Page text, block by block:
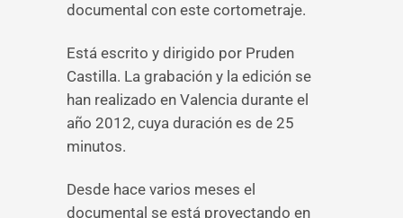
documental con este cortometraje.
Está escrito y dirigido por Pruden
Castilla. La grabación y la edición se
han realizado en Valencia durante el
año 2012, cuya duración es de 25
minutos.
Desde hace varios meses el
documental se está proyectando en